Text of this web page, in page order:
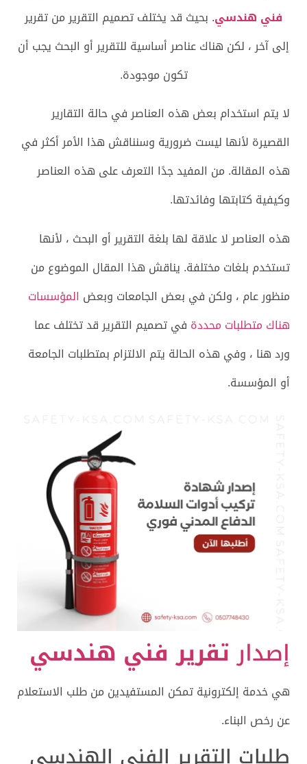
فني هندسي. بحيث قد يختلف تصميم التقرير من تقرير
إلى آخر ، لكن هناك عناصر أساسية للتقرير أو البحث يجب أن
تكون موجودة.
لا يتم استخدام بعض هذه العناصر في حالة التقارير
القصيرة لأنها ليست ضرورية وسنناقش هذا الأمر أكثر في
هذه المقالة. من المفيد جدًا التعرف على هذه العناصر
وكيفية كتابتها وفائدتها.
هذه العناصر لا علاقة لها بلغة التقرير أو البحث ، لأنها
تستخدم بلغات مختلفة. يناقش هذا المقال الموضوع من
منظور عام ، ولكن في بعض الجامعات وبعضالمؤسسات
هناك متطلبات محددةفي تصميم التقرير قد تختلف عما
ورد هنا ، وفي هذه الحالة يتم الالتزام بمتطلبات الجامعة
أو المؤسسة.
إصدارتقرير فني هندسي
هي خدمة إلكترونية تمكن المستفيدين من طلب الاستعلام
عن رخص البناء.
طلبات التقرير الفني الهندسي